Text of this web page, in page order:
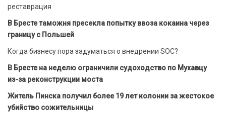
реставрация
В Бресте таможня пресекла попытку ввоза кокаина через
границу с Польшей
Когда бизнесу пора задуматься о внедрении SOC?
В Бресте на неделю ограничили судоходство по Мухавцу
из-за реконструкции моста
Житель Пинска получил более 19 лет колонии за жестокое
убийство сожительницы